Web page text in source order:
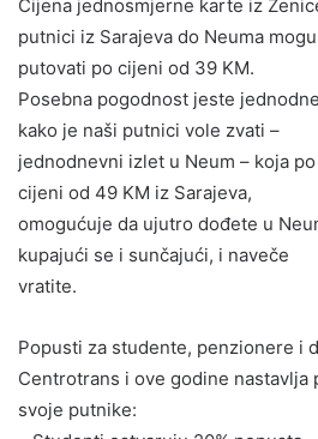
Cijena jednosmjerne karte iz
putnici iz Sarajeva do Neuma mogu
putovati po cijeni od 39 KM.
Posebna pogodnost jeste
kako je naši putnici vole zvati –
jednodnevni izlet u Neum – koja
cijeni od 49 KM iz Sarajeva,
omogućuje da ujutro dođete u
kupajući se i sunčajući, i naveče
vratite.
Popusti za studente, penzionere i
Centrotrans i ove godine
svoje putnike: